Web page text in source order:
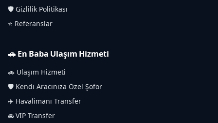
🛡️ Gizlilik Politikası
⭐ Referanslar
🚗 En Baba Ulaşım Hizmeti
🚗 Ulaşım Hizmeti
🛡️ Kendi Aracınıza Özel Şoför
✈️ Havalimanı Transfer
🚘 VIP Transfer